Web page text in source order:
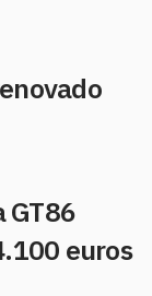
GT86
euros